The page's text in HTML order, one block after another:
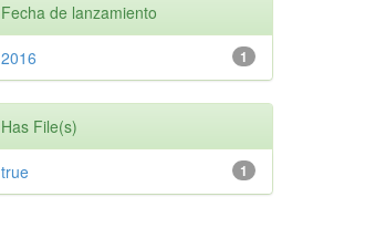
Fecha de lanzamiento
1
2016
Has File(s)
1
true